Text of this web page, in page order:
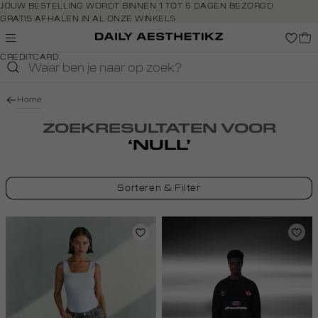
Navigeer
direct naar
de
Open de
direct
JOUW BESTELLING WORDT BINNEN 1 TOT 5 DAGEN BEZORGD
GRATIS AFHALEN IN AL ONZE WINKELS
GRATIS RETOURNEREN BINNEN 14 DAGEN IN DE WINKEL
BETAAL ZOALS JIJ WILT: O.A. IDEAL, RIVERTY, APPLE PAY &
CREDITCARD
Home
ZOEKRESULTATEN VOOR
‘NULL’
Sorteren & Filter